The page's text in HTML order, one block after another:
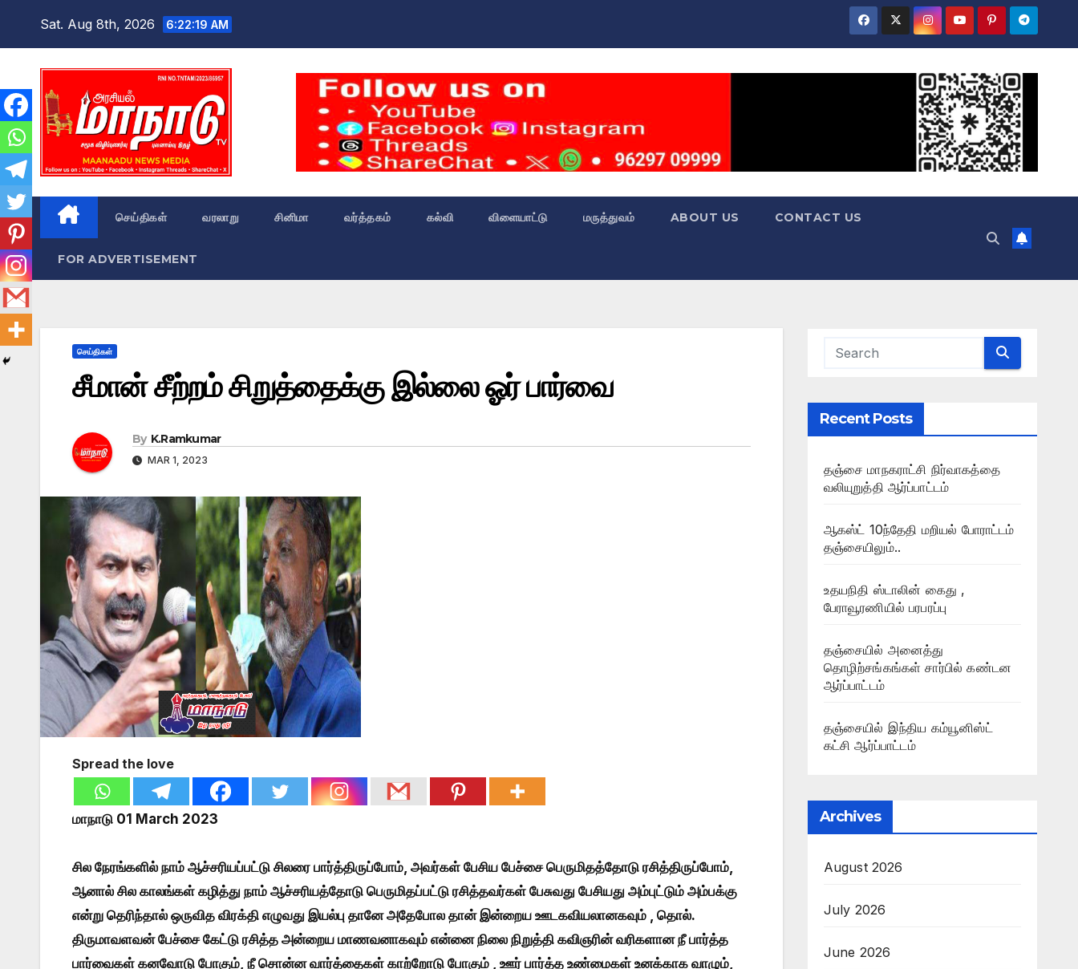
Sat. Aug 8th, 2026 6:22:20 AM
செய்திகள் வரலாறு சினிமா வர்த்தகம் கல்வி விளையாட்டு மருத்துவம் ABOUT US CONTACT US
FOR ADVERTISEMENT
செய்திகள்
சீமான் சீற்றம் சிறுத்தைக்கு இல்லை ஓர் பார்வை
By K.Ramkumar
MAR 1, 2023
Spread the love
மாநாடு 01 March 2023
சில நேரங்களில் நாம் ஆச்சரியப்பட்டு சிலரை பார்த்திருப்போம், அவர்கள் பேசிய பேச்சை பெருமிதத்தோடு ரசித்திருப்போம்,
ஆனால் சில காலங்கள் கழித்து நாம் ஆச்சரியத்தோடு பெருமிதப்பட்டு ரசித்தவர்கள் பேசுவது பேசியது அம்புட்டும் அம்பக்கு
என்று தெரிந்தால் ஒருவித விரக்தி எழுவது இயல்பு தானே அதேபோல தான் இன்றைய ஊடகவியலானகவும் , தொல்.
திருமாவளவன் பேச்சை கேட்டு ரசித்த அன்றைய மாணவனாகவும் என்னை நிலை நிறுத்தி கவிஞரின் வரிகளான நீ பார்த்த
பார்வைகள் கனவோடு போகும், நீ சொன்ன வார்த்தைகள் காற்றோடு போகும் , ஊர் பார்த்த உண்மைகள் உனக்காக வாழும்,
Recent Posts
தஞ்சை மாநகராட்சி நிர்வாகத்தை
வலியுறுத்தி ஆர்ப்பாட்டம்
ஆகஸ்ட் 10ந்தேதி மறியல் போராட்டம்
தஞ்சையிலும்..
உதயநிதி ஸ்டாலின் கைது ,
பேராவூரணியில் பரபரப்பு
தஞ்சையில் அனைத்து
தொழிற்சங்கங்கள் சார்பில் கண்டன
ஆர்ப்பாட்டம்
தஞ்சையில் இந்திய கம்யூனிஸ்ட்
கட்சி ஆர்ப்பாட்டம்
Archives
August 2026
July 2026
June 2026